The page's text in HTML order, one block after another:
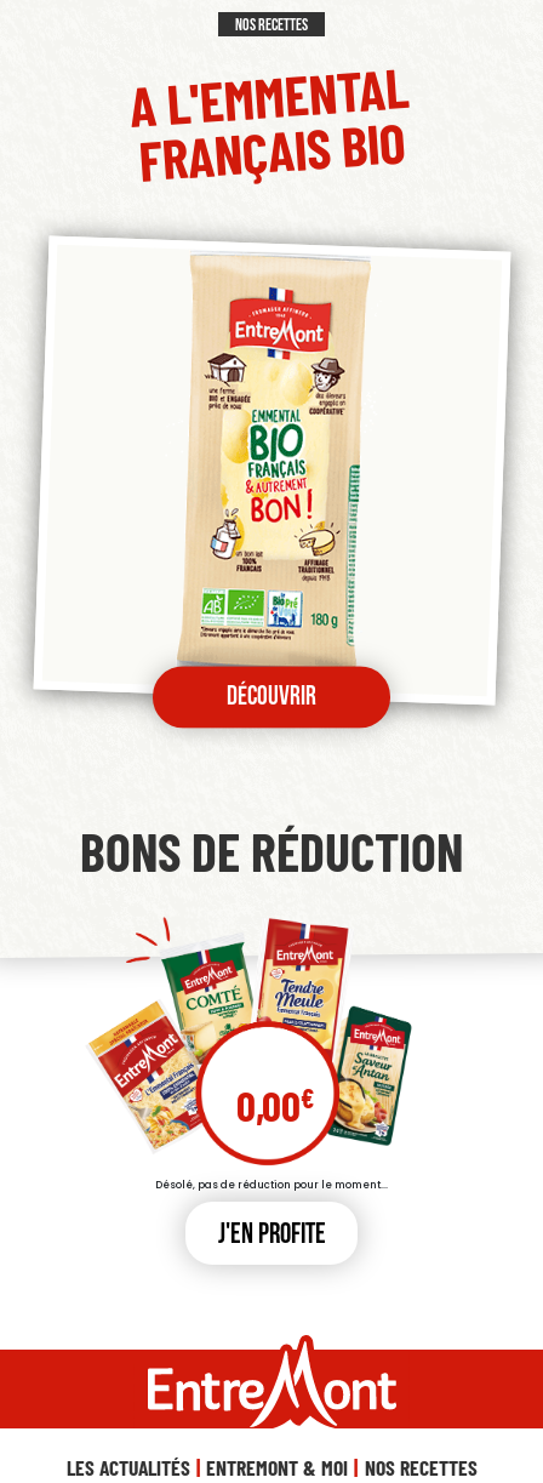
Nos recettes
A L'EMMENTAL
FRANÇAIS BIO
Découvrir
BONS DE RÉDUCTION
0,00
Désolé, pas de réduction pour le moment...
J'en profite
LES ACTUALITÉS ENTREMONT & MOI NOS RECETTES